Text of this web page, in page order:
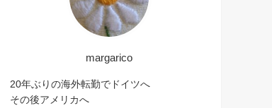
margarico
20年ぶりの海外転勤でドイツへ
その後アメリカへ